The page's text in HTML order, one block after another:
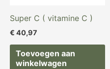
Super C ( vitamine C )
€ 40,97
Toevoegen aan
winkelwagen